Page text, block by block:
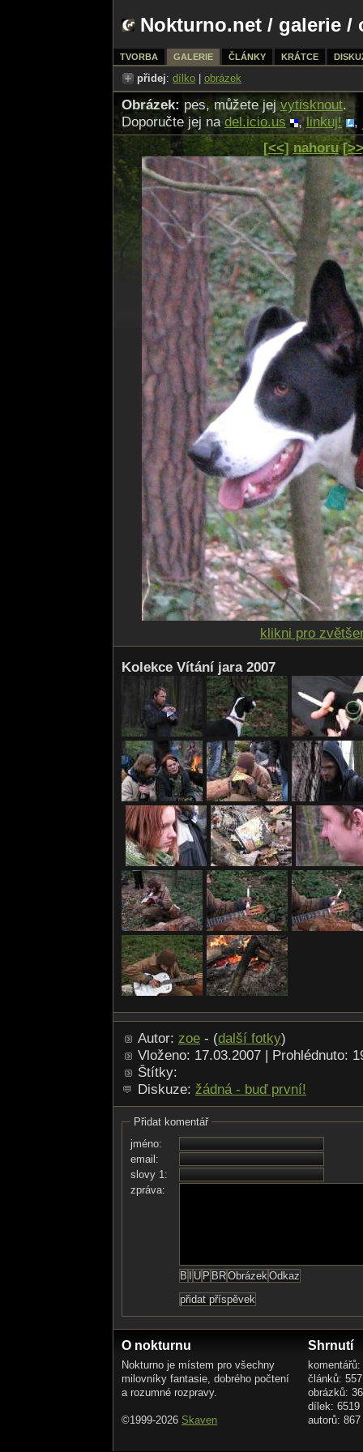
Nokturno.net / galerie /
TVORBA GALERIE ČLÁNKY KRÁTCE
přidej: dílko obrázek
Obrázek: pes, můžete jejvytisknout.
Doporučte jej nadel.icio.us ,linkuj! ,
[<<] nahoru
klikni pro
Kolekce Vítání jara 2007
Autor: zoe - (další fotky)
Vloženo: 17.03.2007 | Prohlédnuto:
Štítky:
Diskuze: žádná - buď první!
Přidat komentář
jméno:
email:
slovy 1:
zpráva:
O nokturnu
Nokturno je místem pro všechny
milovníky fantasie, dobrého počtení
a rozumné rozpravy.
©1999-2026 Skaven
Shrnutí
článků: 557
obrázků:
dílek: 6519
autorů: 867